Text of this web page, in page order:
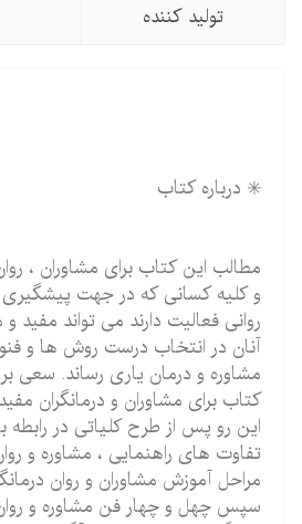
تولید كننده
✳️ درباره کتاب
مطالب این کتاب برای مشاوران ، روان
و کلیه کسانی که در جهت پیشگیری و
روانی فعالیت دارند می تواند مفید و
آنان در انتخاب درست روش ها و
مشاوره و درمان یاری رساند. سعی بر
کتاب برای مشاوران و درمانگران مفید و
این رو پس از طرح کلیاتی در رابطه با
تفاوت های راهنمایی ، مشاوره و روان
مراحل آموزش مشاوران و روان
سپس چهل و چهار فن مشاوره و روان